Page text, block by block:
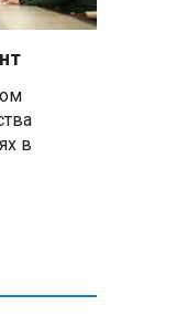
по
рынку и
в
в